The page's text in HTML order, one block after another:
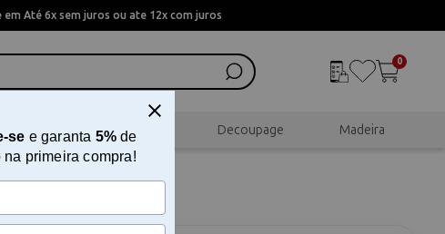
em Até 6x sem juros ou ate 12x com juros
0
Scrapbook Decoupage Madeira
Magnetic
se e garanta 5%de
na primeira compra!